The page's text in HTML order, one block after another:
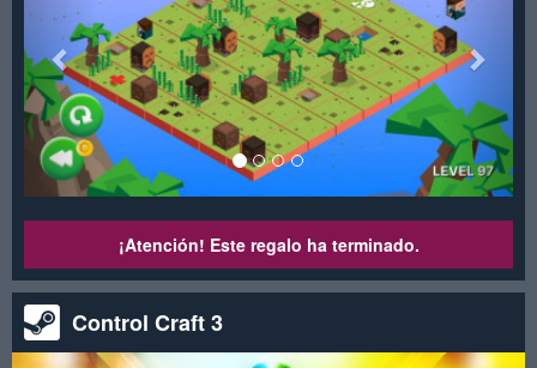
¡Atención! Este regalo ha terminado.
Control Craft 3